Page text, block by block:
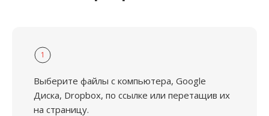
1
Выберите файлы с компьютера, Google
Диска, Dropbox, по ссылке или перетащив их
на страницу.